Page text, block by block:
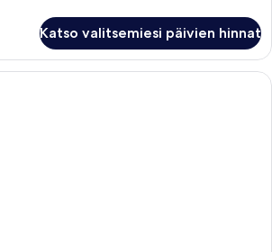
Katso valitsemiesi päivien hinnat